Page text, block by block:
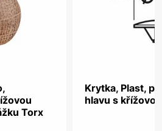
Torx
Krytka, Plast,
hlavu s